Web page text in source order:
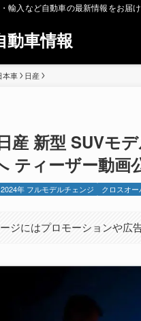
輸入など自動車の最新情報をお届け
動車情報
本車 日産
産 新型 SUVモ
ティーザー動画
2024年 フルモデルチェンジ クロスオ
ジにはプロモーションや広